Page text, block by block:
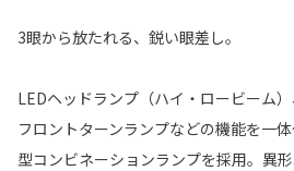
3眼から放たれる、鋭い眼差し。
LEDヘッドランプ（ハイ・ロービーム）
フロントターンランプなどの機能を一
型コンビネーションランプを採用。異